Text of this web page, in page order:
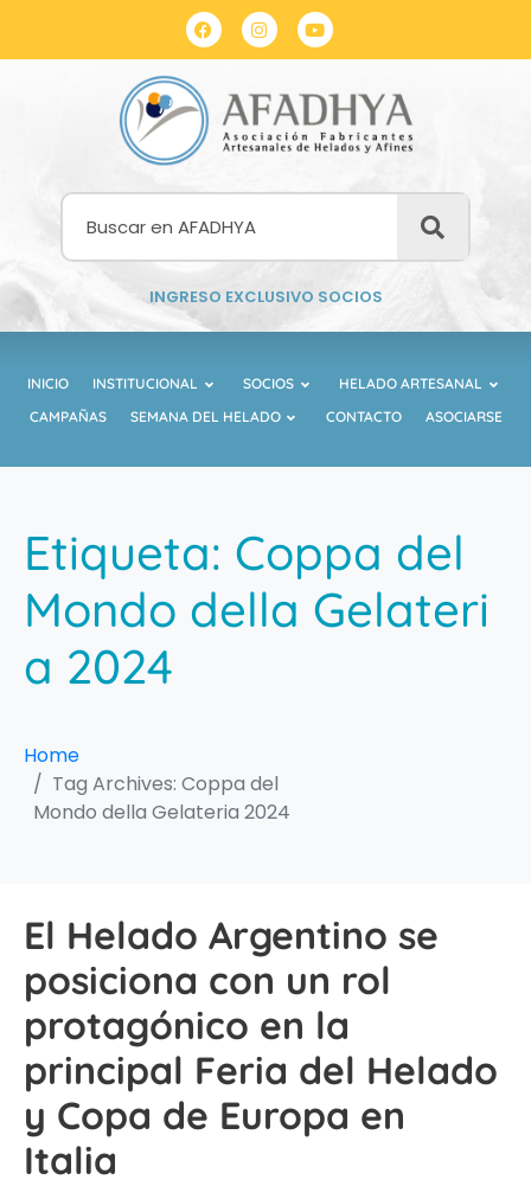
INGRESO EXCLUSIVO SOCIOS
INICIO INSTITUCIONAL SOCIOS
HELADO ARTESANAL
CAMPAÑAS
SEMANA DEL HELADO CONTACTO ASOCIARSE
Etiqueta: Coppa del
Mondo della Gelateri
a 2024
Home
Tag Archives: Coppa del
Mondo della Gelateria 2024
El Helado Argentino se
posiciona con un rol
protagónico en la
principal Feria del Helado
y Copa de Europa en
Italia